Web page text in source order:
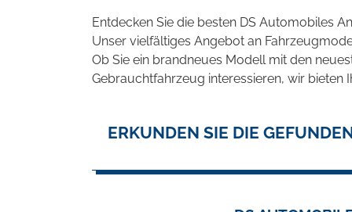
Entdecken Sie die besten DS Automobiles
Unser vielfältiges Angebot an
Ob Sie ein brandneues Modell mit den
Gebrauchtfahrzeug interessieren, wir bieten
ERKUNDEN SIE DIE